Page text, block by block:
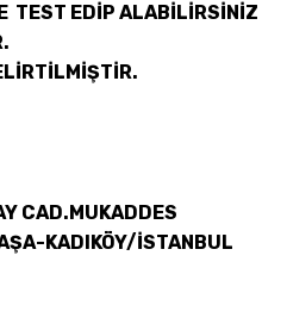
TEST EDİP ALABİLİRSİNİZ
CAD.MUKADDES
KADIKÖY/İSTANBUL